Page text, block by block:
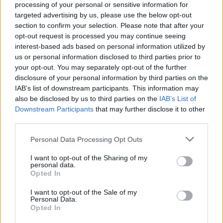
processing of your personal or sensitive information for
targeted advertising by us, please use the below opt-out
section to confirm your selection. Please note that after your
opt-out request is processed you may continue seeing
interest-based ads based on personal information utilized by
us or personal information disclosed to third parties prior to
your opt-out. You may separately opt-out of the further
disclosure of your personal information by third parties on the
IAB’s list of downstream participants. This information may
also be disclosed by us to third parties on the IAB’s List of
Downstream Participants that may further disclose it to other
Personal Data Processing Opt Outs
I want to opt-out of the Sharing of my
personal data.
Opted In
I want to opt-out of the Sale of my
Personal Data.
Opted In
Starta din prenumerationhär
Eller logga in på ditt konto nedan:
Username or E-mail
Password
Remember Me